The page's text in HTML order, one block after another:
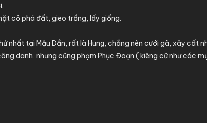
cỏ phá đất, gieo trồng, lấy giống.
nhất tại Mậu Dần, rất là Hung, chẳng nên cưới gã, xây cất
danh, nhưng cũng phạm Phục Đoạn ( kiêng cữ như các